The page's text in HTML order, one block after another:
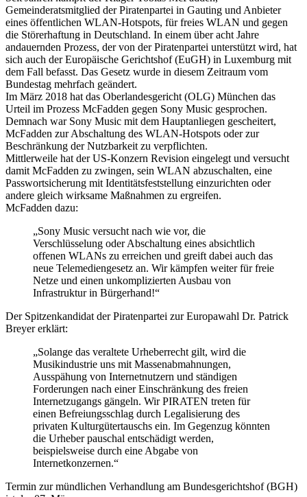
Gemeinderatsmitglied der Piratenpartei in Gauting und Anbieter
eines öffentlichen WLAN-Hotspots, für freies WLAN und gegen
die Störerhaftung in Deutschland. In einem über acht Jahre
andauernden Prozess, der von der Piratenpartei unterstützt wird, hat
sich auch der Europäische Gerichtshof (EuGH) in Luxemburg mit
dem Fall befasst. Das Gesetz wurde in diesem Zeitraum vom
Bundestag mehrfach geändert.
Im März 2018 hat das Oberlandesgericht (OLG) München das
Urteil im Prozess McFadden gegen Sony Music gesprochen.
Demnach war Sony Music mit dem Hauptanliegen gescheitert,
McFadden zur Abschaltung des WLAN-Hotspots oder zur
Beschränkung der Nutzbarkeit zu verpflichten.
Mittlerweile hat der US-Konzern Revision eingelegt und versucht
damit McFadden zu zwingen, sein WLAN abzuschalten, eine
Passwortsicherung mit Identitätsfeststellung einzurichten oder
andere gleich wirksame Maßnahmen zu ergreifen.
McFadden dazu:
„Sony Music versucht nach wie vor, die
Verschlüsselung oder Abschaltung eines absichtlich
offenen WLANs zu erreichen und greift dabei auch das
neue Telemediengesetz an. Wir kämpfen weiter für freie
Netze und einen unkomplizierten Ausbau von
Infrastruktur in Bürgerhand!“
Der Spitzenkandidat der Piratenpartei zur Europawahl Dr. Patrick
Breyer erklärt:
„Solange das veraltete Urheberrecht gilt, wird die
Musikindustrie uns mit Massenabmahnungen,
Ausspähung von Internetnutzern und ständigen
Forderungen nach einer Einschränkung des freien
Internetzugangs gängeln. Wir PIRATEN treten für
einen Befreiungsschlag durch Legalisierung des
privaten Kulturgütertauschs ein. Im Gegenzug könnten
die Urheber pauschal entschädigt werden,
beispielsweise durch eine Abgabe von
Internetkonzernen.“
Termin zur mündlichen Verhandlung am Bundesgerichtshof (BGH)